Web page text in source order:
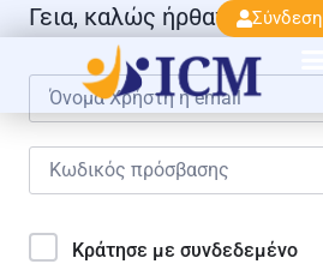
Σύνδεση
Γεια, καλώς ήρθατε πάλι!
Κράτησε με συνδεδεμένο